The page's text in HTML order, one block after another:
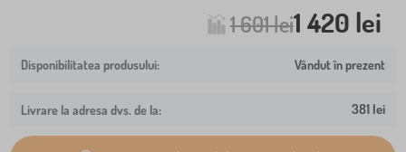
1 601 lei1 420 lei
Vândut în prezent
Livrare la adresa dvs. de la: 381 lei